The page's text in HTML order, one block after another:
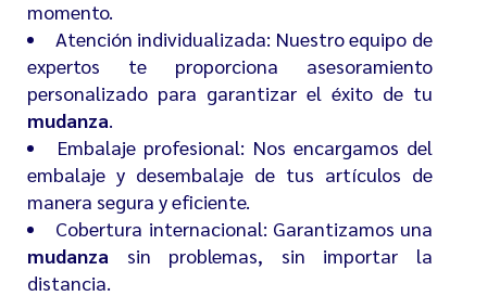
momento.
Atención individualizada: Nuestro equipo de
expertos te proporciona asesoramiento
personalizado para garantizar el éxito de tu
mudanza.
Embalaje profesional: Nos encargamos del
embalaje y desembalaje de tus artículos de
manera segura y eficiente.
Cobertura internacional: Garantizamos una
mudanza sin problemas, sin importar la
distancia.